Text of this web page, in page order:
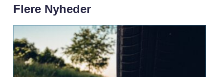
Flere Nyheder